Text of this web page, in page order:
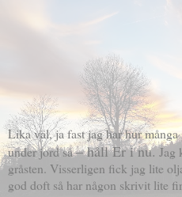
Lika väl, ja fast jag har hur många
under jord så– håll Er i nu.Jag
gråsten. Visserligen fick jag lite
god doft så har någon skrivit lite